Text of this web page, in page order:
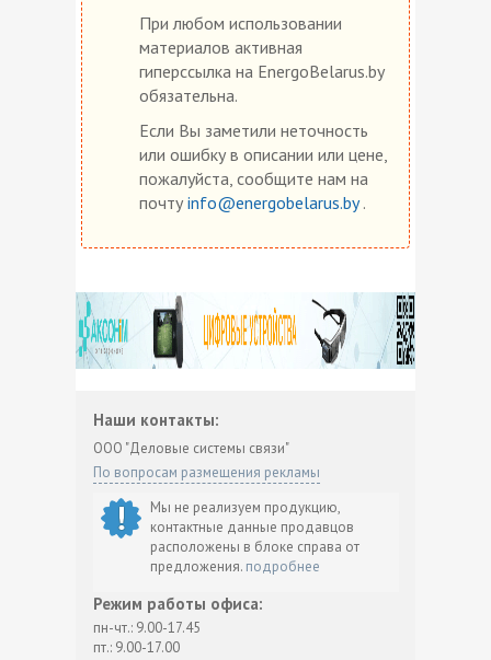
При любом использовании
материалов активная
гиперссылка на EnergoBelarus.by
обязательна.
Если Вы заметили неточность
или ошибку в описании или цене,
пожалуйста, сообщите нам на
почту info@energobelarus.by.
Наши контакты:
ООО "Деловые системы связи"
По вопросам размещения рекламы
Мы не реализуем продукцию,
контактные данные продавцов
расположены в блоке справа от
предложения. подробнее
Режим работы офиса:
пн-чт.: 9.00-17.45
пт.: 9.00-17.00